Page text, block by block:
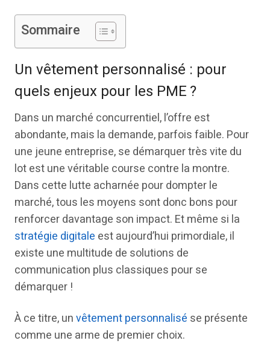
Sommaire
Un vêtement personnalisé : pour
quels enjeux pour les PME ?
Dans un marché concurrentiel, l’offre est
abondante, mais la demande, parfois faible. Pour
une jeune entreprise, se démarquer très vite du
lot est une véritable course contre la montre.
Dans cette lutte acharnée pour dompter le
marché, tous les moyens sont donc bons pour
renforcer davantage son impact. Et même si la
stratégie digitale est aujourd’hui primordiale, il
existe une multitude de solutions de
communication plus classiques pour se
démarquer !
À ce titre, unvêtement personnalisé se présente
comme une arme de premier choix.